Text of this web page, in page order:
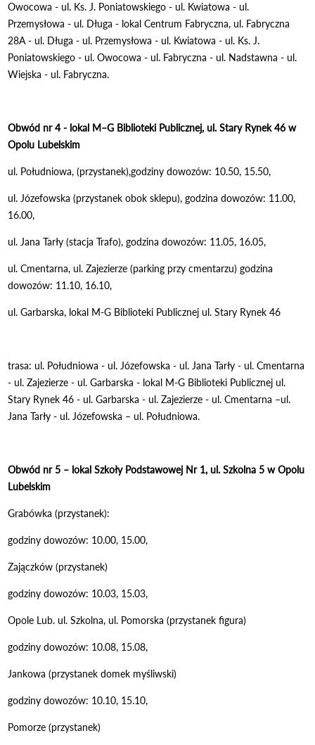
Owocowa - ul. Ks. J. Poniatowskiego - ul. Kwiatowa - ul.
Przemysłowa - ul. Długa - lokal Centrum Fabryczna, ul. Fabryczna
28A - ul. Długa - ul. Przemysłowa - ul. Kwiatowa - ul. Ks. J.
Poniatowskiego - ul. Owocowa - ul. Fabryczna - ul. Nadstawna - ul.
Wiejska - ul. Fabryczna.
Obwód nr 4 - lokal M–G Biblioteki Publicznej, ul. Stary Rynek 46 w
Opolu Lubelskim
ul. Południowa, (przystanek),godziny dowozów: 10.50, 15.50,
ul. Józefowska (przystanek obok sklepu), godzina dowozów: 11.00,
16.00,
ul. Jana Tarły (stacja Trafo), godzina dowozów: 11.05, 16.05,
ul. Cmentarna, ul. Zajezierze (parking przy cmentarzu) godzina
dowozów: 11.10, 16.10,
ul. Garbarska, lokal M-G Biblioteki Publicznej ul. Stary Rynek 46
trasa: ul. Południowa - ul. Józefowska - ul. Jana Tarły - ul. Cmentarna
- ul. Zajezierze - ul. Garbarska - lokal M-G Biblioteki Publicznej ul.
Stary Rynek 46 - ul. Garbarska - ul. Zajezierze - ul. Cmentarna –ul.
Jana Tarły - ul. Józefowska – ul. Południowa.
Obwód nr 5 – lokal Szkoły Podstawowej Nr 1, ul. Szkolna 5 w Opolu
Lubelskim
Grabówka (przystanek):
godziny dowozów: 10.00, 15.00,
Zajączków (przystanek)
godziny dowozów: 10.03, 15.03,
Opole Lub. ul. Szkolna, ul. Pomorska (przystanek figura)
godziny dowozów: 10.08, 15.08,
Jankowa (przystanek domek myśliwski)
godziny dowozów: 10.10, 15.10,
Pomorze (przystanek)